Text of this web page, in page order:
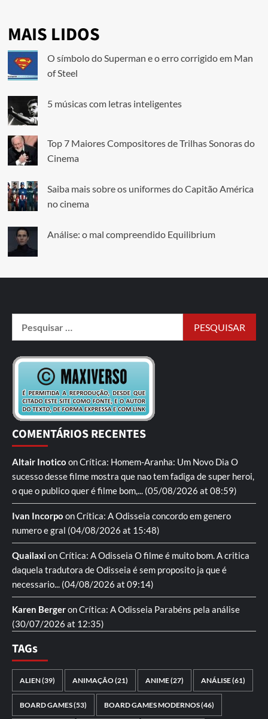
MAIS LIDOS
O símbolo do Superman e o erro corrigido em Man
of Steel
5 músicas com letras inteligentes
Top 7 Maiores Compositores de Trilhas Sonoras do
Cinema
Saiba mais sobre os uniformes do Capitão América
no cinema
Análise: o mal compreendido Equilibrium
COMENTÁRIOS RECENTES
Altair Inotico onCrítica: Homem-Aranha: Um Novo Dia O
sucesso desse filme mostra que nao tem fadiga de super heroi,
o que o publico quer é filme bom,... (05/08/2026 at 08:59)
Ivan Incorpo onCrítica: A Odisseia concordo em genero
numero e gral (04/08/2026 at 15:48)
QuailaxionCrítica: A Odisseia O filme é muito bom. A critica
daquela tradutora de Odisseia é sem proposito ja que é
necessario... (04/08/2026 at 09:14)
Karen BergeronCrítica: A Odisseia Parabéns pela análise
(30/07/2026 at 12:35)
TAGs
ALIEN(39) ANIMAÇÃO(21) ANIME(27) ANÁLISE(61)
BOARD GAMES(53) BOARD GAMES MODERNOS(46)